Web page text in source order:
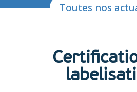
Toutes nos